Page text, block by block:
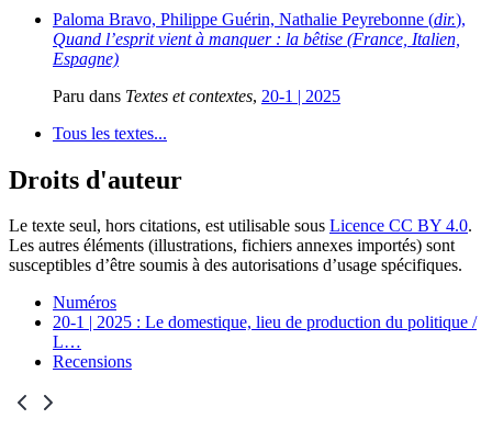
Paloma Bravo, Philippe Guérin, Nathalie Peyrebonne (dir.),
Quand l’esprit vient à manquer : la bêtise (France, Italien,
Espagne)
Paru dans Textes et contextes, 20-1 | 2025
Tous les textes...
Droits d'auteur
Le texte seul, hors citations, est utilisable sous Licence CC BY 4.0.
Les autres éléments (illustrations, fichiers annexes importés) sont
susceptibles d’être soumis à des autorisations d’usage spécifiques.
Numéros
20-1 | 2025 : Le domestique, lieu de production du politique /
L…
Recensions